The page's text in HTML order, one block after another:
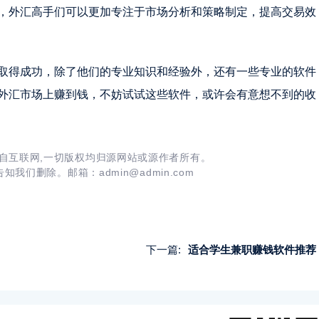
汇高手们可以更加专注于市场分析和策略制定，提高交易效
得成功，除了他们的专业知识和经验外，还有一些专业的软件
市场上赚到钱，不妨试试这些软件，或许会有意想不到的收
互联网,一切版权均归源网站或源作者所有。
知我们删除。邮箱：admin@admin.com
下一篇: 适合学生兼职赚钱软件推荐